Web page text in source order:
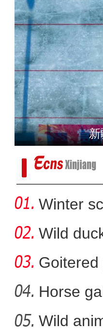
新疆
“阿
Winter
Wild
Horse
a
Wild